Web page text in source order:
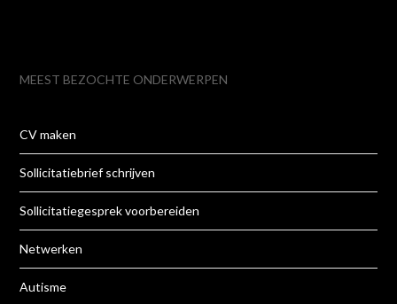
MEEST BEZOCHTE ONDERWERPEN
CV maken
Sollicitatiebrief schrijven
Sollicitatiegesprek voorbereiden
Netwerken
Autisme